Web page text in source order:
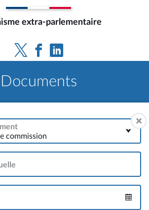
extra-parlementaire
Documents
commission